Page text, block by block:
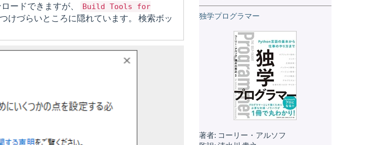
ードできますが、 Build Tools
for
けづらいところに隠れています。 検索ボッ
独学プログラマー
著者: コーリー・アルソフ